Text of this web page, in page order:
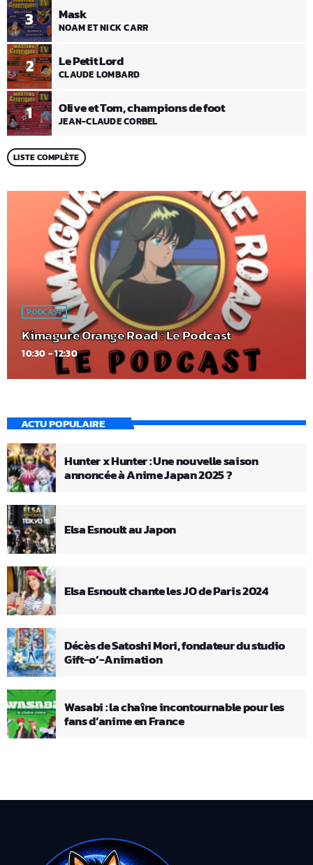
1 Olive et Tom, champions de foot
JEAN-CLAUDE CORBEL
2 Le Petit Lord
CLAUDE LOMBARD
3 Mask
NOAM ET NICK CARR
LISTE COMPLÈTE
PODCAST
Kimagure Orange Road : Le Podcast
10:30 - 12:30
ACTU POPULAIRE
Hunter x Hunter : Une nouvelle saison
annoncée à Anime Japan 2025 ?
Elsa Esnoult au Japon
Elsa Esnoult chante les JO de Paris 2024
Décès de Satoshi Mori, fondateur du studio
Gift-o’-Animation
Wasabi : la chaîne incontournable pour les
fans d’anime en France